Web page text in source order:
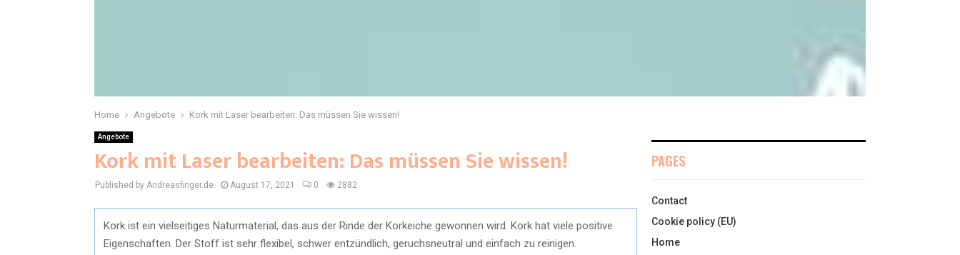
Home Angebote Kork mit Laser bearbeiten: Das müssen Sie wissen!
Angebote
Kork mit Laser bearbeiten: Das müssen Sie wissen!
Published by Andreasfinger.de August 17, 2021 0 2882
Kork ist ein vielseitiges Naturmaterial, das aus der Rinde der Korkeiche gewonnen wird. Kork hat viele positive
Eigenschaften. Der Stoff ist sehr flexibel, schwer entzündlich, geruchsneutral und einfach zu reinigen.
PAGES
Contact
Cookie policy (EU)
Home